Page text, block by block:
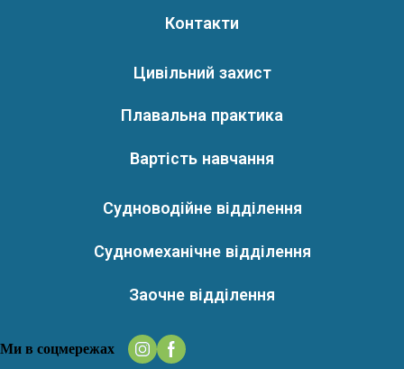
Контакти
Цивільний захист
Плавальна практика
Вартість навчання
Судноводійне відділення
Судномеханічне відділення
Заочне відділення
Ми в соцмережах